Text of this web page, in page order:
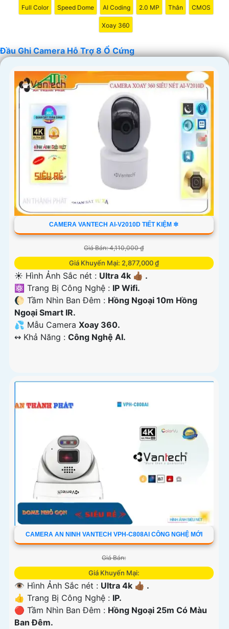
Full Color Speed Dome AI Coding 2.0 MP Thân CMOS
Xoay 360
Đầu Ghi Camera Hỗ Trợ 8 Ổ Cứng
CAMERA VANTECH AI-V2010D TIẾT KIỆM ✲
Giá Bán: 4,110,000 ₫
Giá Khuyến Mại: 2,877,000 ₫
☀️ Hình Ảnh Sắc nét : Ultra 4k 👍🏾 .
⚛️ Trang Bị Công Nghệ : IP Wifi.
🌔 Tầm Nhìn Ban Đêm : Hồng Ngoại 10m Hồng
Ngoại Smart IR.
💦 Mẫu Camera Xoay 360.
️↭ Khả Năng : Công Nghệ AI.
CAMERA AN NINH VANTECH VPH-C808AI CÔNG NGHỆ MỚI
Giá Bán:
Giá Khuyến Mại:
👁 Hình Ảnh Sắc nét : Ultra 4k 👍🏾 .
👍 Trang Bị Công Nghệ : IP.
🔴 Tầm Nhìn Ban Đêm : Hồng Ngoại 25m Có Màu
Ban Ðêm.